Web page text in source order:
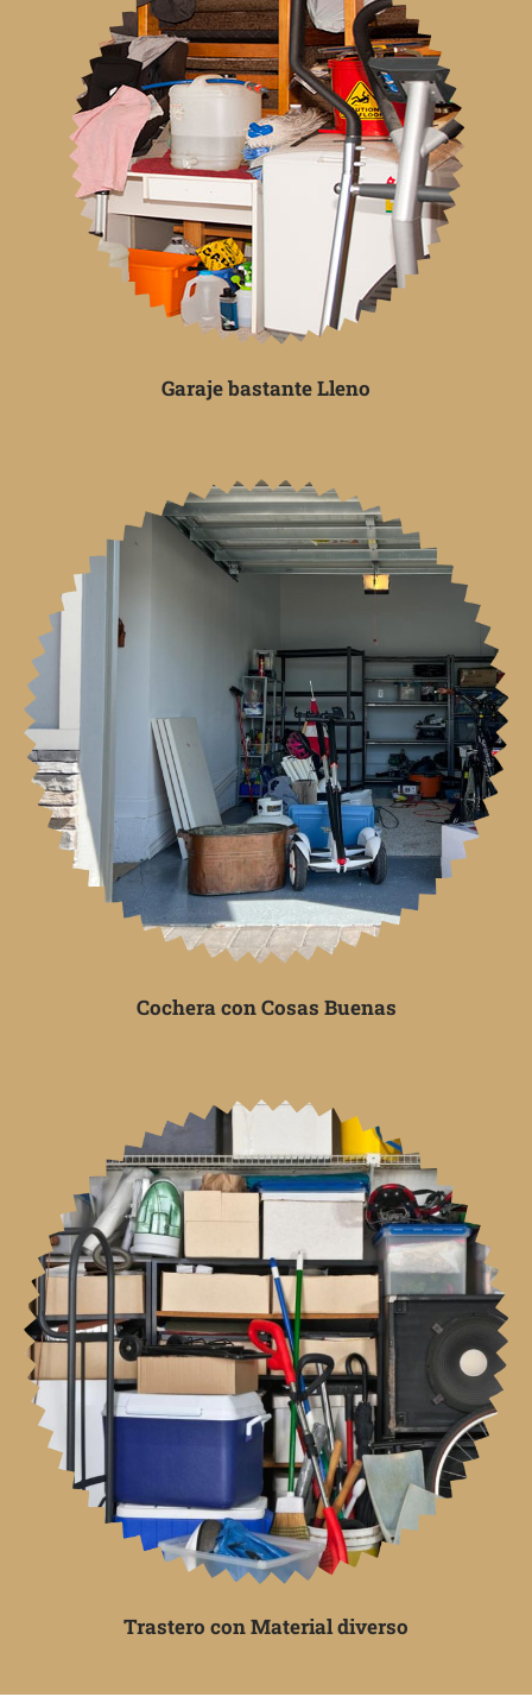
Garaje bastante Lleno
Cochera con Cosas Buenas
Trastero con Material diverso